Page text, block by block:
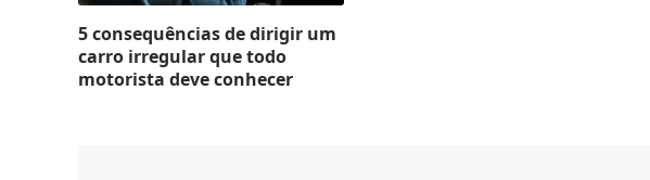
5 consequências de dirigir um
carro irregular que todo
motorista deve conhecer